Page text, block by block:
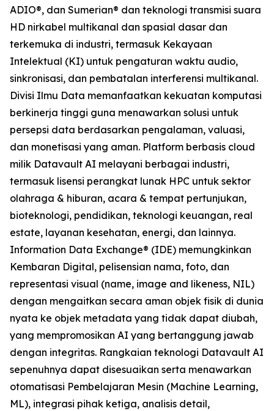
ADIO®, dan Sumerian® dan teknologi transmisi suara
HD nirkabel multikanal dan spasial dasar dan
terkemuka di industri, termasuk Kekayaan
Intelektual (KI) untuk pengaturan waktu audio,
sinkronisasi, dan pembatalan interferensi multikanal.
Divisi Ilmu Data memanfaatkan kekuatan komputasi
berkinerja tinggi guna menawarkan solusi untuk
persepsi data berdasarkan pengalaman, valuasi,
dan monetisasi yang aman. Platform berbasis cloud
milik Datavault AI melayani berbagai industri,
termasuk lisensi perangkat lunak HPC untuk sektor
olahraga & hiburan, acara & tempat pertunjukan,
bioteknologi, pendidikan, teknologi keuangan, real
estate, layanan kesehatan, energi, dan lainnya.
Information Data Exchange® (IDE) memungkinkan
Kembaran Digital, pelisensian nama, foto, dan
representasi visual (name, image and likeness, NIL)
dengan mengaitkan secara aman objek fisik di dunia
nyata ke objek metadata yang tidak dapat diubah,
yang mempromosikan AI yang bertanggung jawab
dengan integritas. Rangkaian teknologi Datavault AI
sepenuhnya dapat disesuaikan serta menawarkan
otomatisasi Pembelajaran Mesin (Machine Learning,
ML), integrasi pihak ketiga, analisis detail,